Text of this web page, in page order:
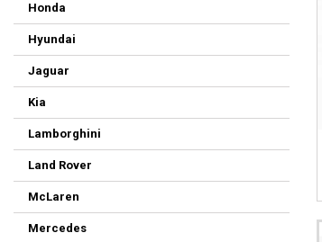
Honda
Hyundai
Jaguar
Kia
Lamborghini
Land Rover
McLaren
Mercedes